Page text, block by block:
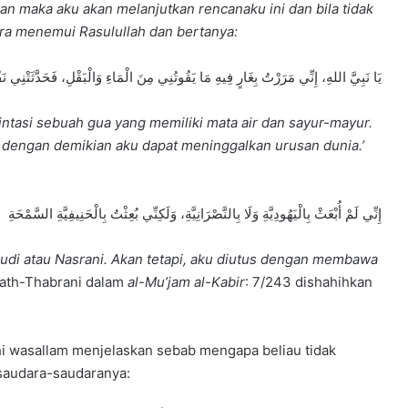
maka aku akan melanjutkan rencanaku ini dan bila tidak
menemui Rasulullah dan bertanya:
يَا نَبِيَّ اللهِ، إِنِّي مَرَرْتُ بِغَارٍ فِيهِ مَا يَقُوتُنِي مِنَ الْمَاءِ وَالْبَقْلِ،
sebuah gua yang memiliki mata air dan sayur-mayur.
demikian aku dapat meninggalkan urusan dunia.’
إِنِّي لَمْ أُبْعَثْ بِالْيَهُودِيَّةِ وَلَا بِالنَّصْرَانِيَّةِ، وَلَكِنِّي بُعِثْتُ بِالْحَنِيفِيَّةِ السَّمْحَةِ
atau Nasrani. Akan tetapi, aku diutus dengan membawa
Thabrani dalam al-Mu’jam al-Kabir: 7/243 dishahihkan
menjelaskan sebab mengapa beliau tidak
saudaranya: